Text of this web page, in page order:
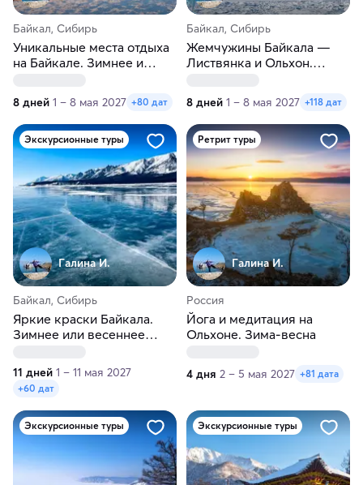
Байкал, Сибирь
Уникальные места отдыха
на Байкале. Зимнее и
8 дней 1 – 8 мая 2027 +80 дат
Байкал, Сибирь
Жемчужины Байкала —
Листвянка и Ольхон.
8 дней 1 – 8 мая 2027 +118 дат
Экскурсионные туры
Галина И.
Байкал, Сибирь
Яркие краски Байкала.
Зимнее или весеннее
11 дней 1 – 11 мая 2027
+60 дат
Ретрит туры
Галина И.
Россия
Йога и медитация на
Ольхоне. Зима-весна
4 дня 2 – 5 мая 2027 +81 дата
Экскурсионные туры Экскурсионные туры